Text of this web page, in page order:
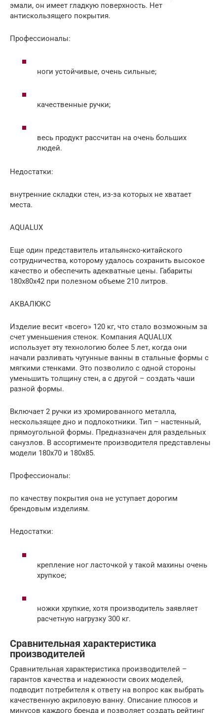
эмали, он имеет гладкую поверхность. Нет
антискользящего покрытия.
Профессионалы:
ноги устойчивые, очень сильные;
качественные ручки;
весь продукт рассчитан на очень больших
людей.
Недостатки:
внутренние складки стен, из-за которых не хватает
места.
AQUALUX
Еще один представитель итальянско-китайского
сотрудничества, которому удалось сохранить высокое
качество и обеспечить адекватные цены. Габариты
180х80х42 при полезном объеме 210 литров.
АКВАЛЮКС
Изделие весит «всего» 120 кг, что стало возможным за
счет уменьшения стенок. Компания AQUALUX
использует эту технологию более 5 лет, когда они
начали разливать чугунные ванны в стальные формы с
мягкими стенками. Это позволило с одной стороны
уменьшить толщину стен, а с другой – создать чаши
разной формы.
Включает 2 ручки из хромированного металла,
нескользящее дно и подлокотники. Тип – настенный,
прямоугольной формы. Предназначен для раздельных
санузлов. В ассортименте производителя представлены
модели 180х70 и 180х85.
Профессионалы:
по качеству покрытия она не уступает дорогим
брендовым изделиям.
Недостатки:
крепление ног ласточкой у такой махины очень
хрупкое;
ножки хрупкие, хотя производитель заявляет
расчетную нагрузку 300 кг.
Сравнительная характеристика
производителей
Сравнительная характеристика производителей –
гарантов качества и надежности своих моделей,
подводит потребителя к ответу на вопрос как выбрать
качественную акриловую ванну. Описание плюсов и
минусов каждого бренда и позволяет создать рейтинг